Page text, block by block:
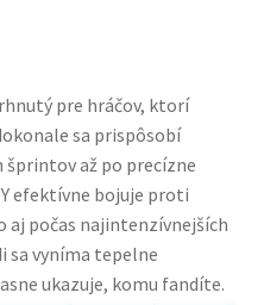
pre hráčov, ktorí
sa prispôsobí
šprintov až po precízne
efektívne bojuje proti
aj počas najintenzívnejších
sa vyníma tepelne
ukazuje, komu fandíte.